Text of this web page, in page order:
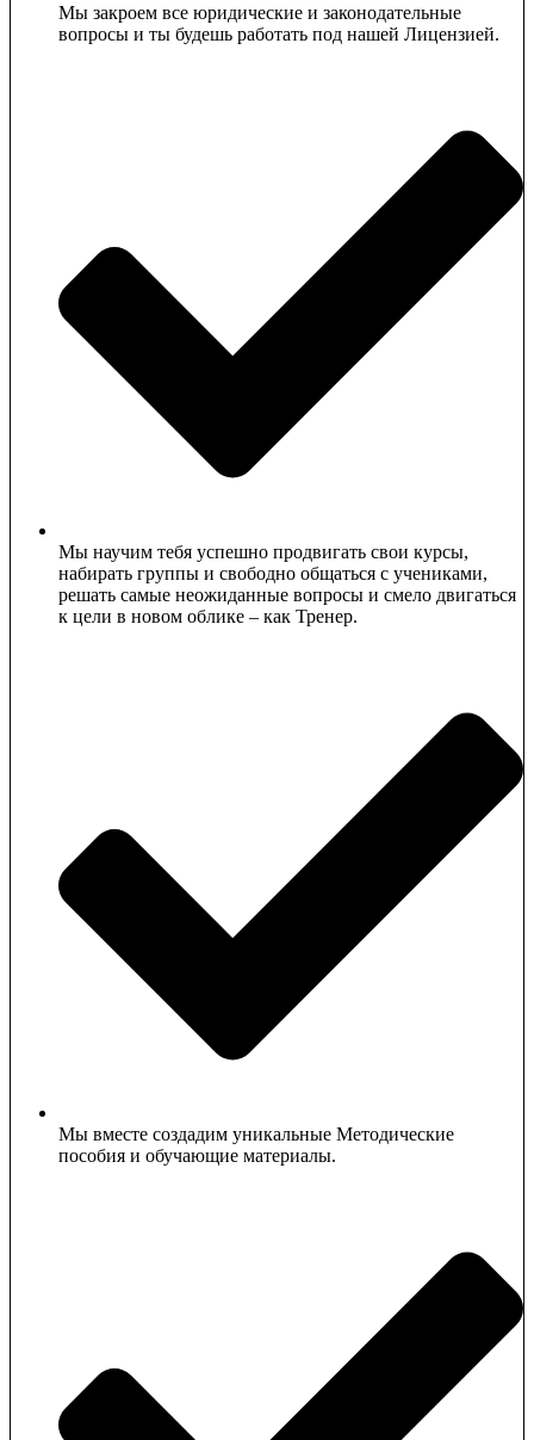
Мы закроем все юридические и законодательные
вопросы и ты будешь работать под нашей Лицензией.
Мы научим тебя успешно продвигать свои курсы,
набирать группы и свободно общаться с учениками,
решать самые неожиданные вопросы и смело двигаться
к цели в новом облике – как Тренер.
Мы вместе создадим уникальные Методические
пособия и обучающие материалы.